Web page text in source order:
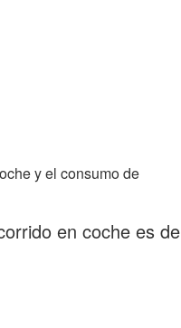
y el consumo de
en coche es de